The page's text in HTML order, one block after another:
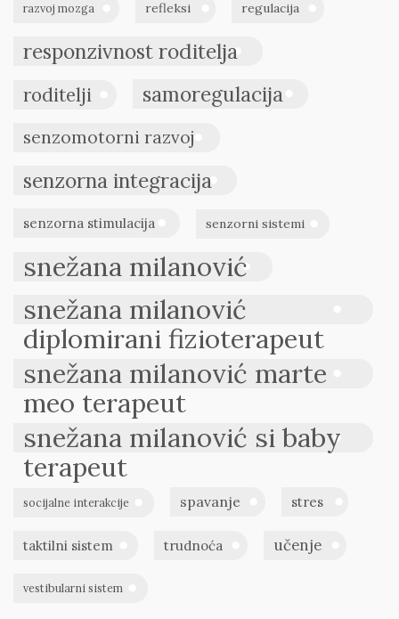
razvoj mozga refleksi regulacija
responzivnost roditelja
roditelji samoregulacija
senzomotorni razvoj
senzorna integracija
senzorna stimulacija senzorni sistemi
snežana milanović
snežana milanović
diplomirani fizioterapeut
snežana milanović marte
meo terapeut
snežana milanović si baby
terapeut
socijalne interakcije spavanje stres
taktilni sistem trudnoća učenje
vestibularni sistem